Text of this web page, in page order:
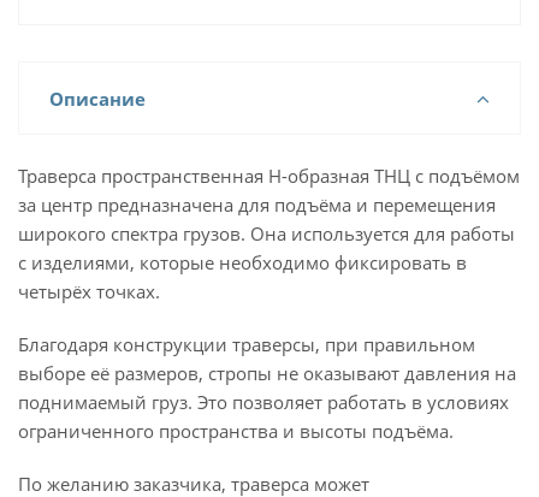
Описание
Траверса пространственная Н-образная ТНЦ с подъёмом
за центр предназначена для подъёма и перемещения
широкого спектра грузов. Она используется для работы
с изделиями, которые необходимо фиксировать в
четырёх точках.
Благодаря конструкции траверсы, при правильном
выборе её размеров, стропы не оказывают давления на
поднимаемый груз. Это позволяет работать в условиях
ограниченного пространства и высоты подъёма.
По желанию заказчика, траверса может